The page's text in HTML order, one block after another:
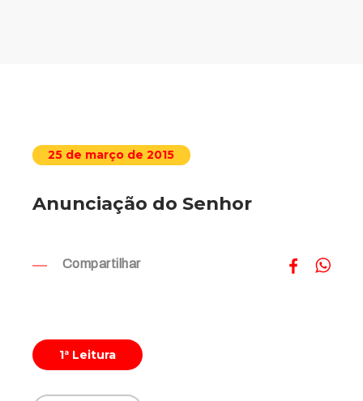
25 de março de 2015
Anunciação do Senhor
Compartilhar
1ª Leitura